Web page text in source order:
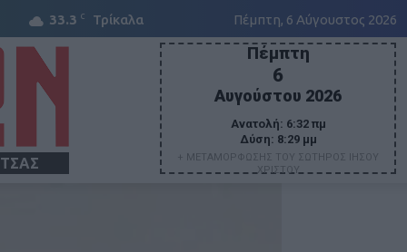
33.3 C Τρίκαλα Πέμπτη, 6 Αύγουστος 2026
Πέμπτη
6
Αυγούστου 2026
Ανατολή: 6:32 πμ
Δύση: 8:29 μμ
+ ΜΕΤΑΜΟΡΦΩΣΗΣ ΤΟΥ ΣΩΤΗΡΟΣ ΙΗΣΟΥ
ΧΡΙΣΤΟΥ